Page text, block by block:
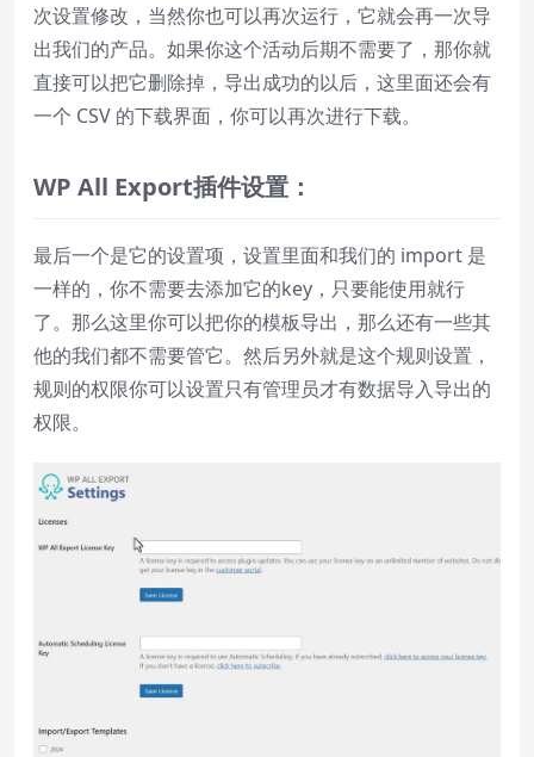
次设置修改，当然你也可以再次运行，它就会再一次导
出我们的产品。如果你这个活动后期不需要了，那你就
直接可以把它删除掉，导出成功的以后，这里面还会有
一个 CSV 的下载界面，你可以再次进行下载。
WP All Export插件设置：
最后一个是它的设置项，设置里面和我们的 import 是
一样的，你不需要去添加它的key，只要能使用就行
了。那么这里你可以把你的模板导出，那么还有一些其
他的我们都不需要管它。然后另外就是这个规则设置，
规则的权限你可以设置只有管理员才有数据导入导出的
权限。